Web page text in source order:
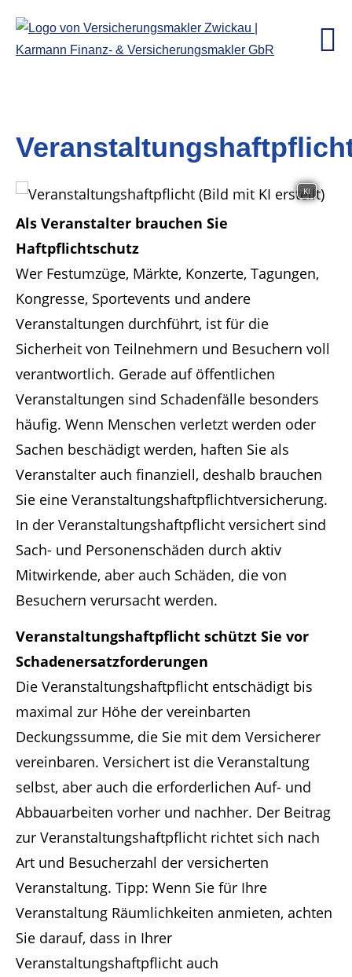
KI
Als Veranstalter brauchen Sie
Haftpflichtschutz
Wer Festumzüge, Märkte, Konzerte, Tagungen,
Kongresse, Sportevents und andere
Veranstaltungen durchführt, ist für die
Sicherheit von Teilnehmern und Besuchern voll
verantwortlich. Gerade auf öffentlichen
Veranstaltungen sind Schadenfälle besonders
häufig. Wenn Menschen verletzt werden oder
Sachen beschädigt werden, haften Sie als
Veranstalter auch finanziell, deshalb brauchen
Sie eine Veranstaltungshaftpflichtversicherung.
In der Veranstaltungshaftpflicht versichert sind
Sach- und Personenschäden durch aktiv
Mitwirkende, aber auch Schäden, die von
Besuchern verursacht werden.
Veranstaltungshaftpflicht schützt Sie vor
Schadenersatzforderungen
Die Veranstaltungshaftpflicht entschädigt bis
maximal zur Höhe der vereinbarten
Deckungssumme, die Sie mit dem Versicherer
vereinbaren. Versichert ist die Veranstaltung
selbst, aber auch die erforderlichen Auf- und
Abbauarbeiten vorher und nachher. Der Beitrag
zur Veranstaltungshaftpflicht richtet sich nach
Art und Besucherzahl der versicherten
Veranstaltung. Tipp: Wenn Sie für Ihre
Veranstaltung Räumlichkeiten anmieten, achten
Sie darauf, dass in Ihrer
Veranstaltungshaftpflicht auch